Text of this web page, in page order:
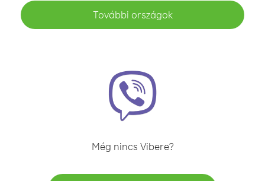
További országok
Még nincs Vibere?